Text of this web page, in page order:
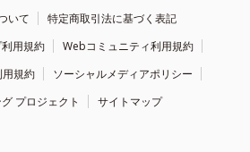
いて
特定商取引法に基づく表記
用規約
Webコミュニティ利用規約
規約
ソーシャルメディアポリシー
プロジェクト
サイトマップ